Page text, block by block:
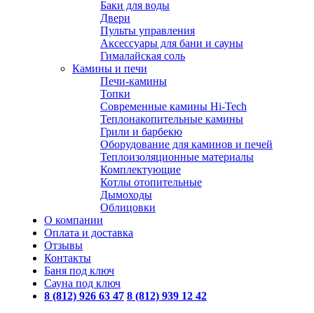
Баки для воды
Двери
Пульты управления
Аксессуары для бани и сауны
Гималайская соль
Камины и печи
Печи-камины
Топки
Современные камины Hi-Tech
Теплонакопительные камины
Грили и барбекю
Оборудование для каминов и печей
Теплоизоляционные материалы
Комплектующие
Котлы отопительные
Дымоходы
Облицовки
О компании
Оплата и доставка
Отзывы
Контакты
Баня под ключ
Сауна под ключ
8 (812) 926 63 47 8 (812) 939 12 42